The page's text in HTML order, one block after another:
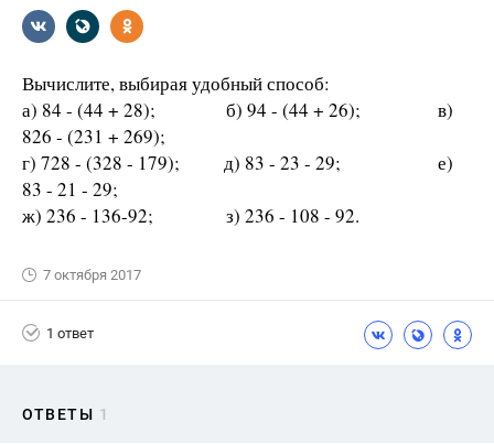
Вычислите, выбирая удобный способ:
а) 84 - (44 + 28); б) 94 - (44 + 26); в)
826 - (231 + 269);
г) 728 - (328 - 179); д) 83 - 23 - 29; е)
83 - 21 - 29;
ж) 236 - 136-92; з) 236 - 108 - 92.
7 октября 2017
1 ответ
ОТВЕТЫ 1